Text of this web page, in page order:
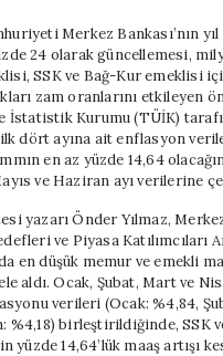
Merkez Bankası’nın
24 olarak güncellemesi,
SSK ve Bağ-Kur emeklisi
zam oranlarını etkileyen
İstatistik Kurumu (TÜİK)
ilk dört ayına ait enflasyon
en az yüzde 14,64
ve Haziran ayı verilerine
yazarı Önder Yılmaz,
ve Piyasa Katılımcıları
en düşük memur ve emekli
aldı. Ocak, Şubat, Mart ve
verileri (Ocak: %4,84,
%4,18) birleştirildiğinde, SSK
yüzde 14,64’lük maaş artışı